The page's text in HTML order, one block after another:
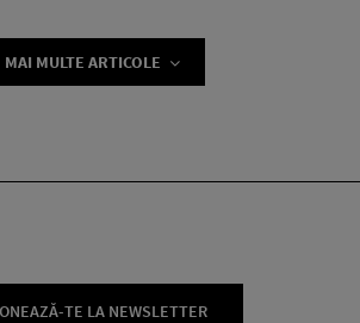
MAI MULTE ARTICOLE
TE LA NEWSLETTER